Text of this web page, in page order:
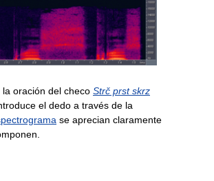
oración del checo Strč prst skrz
el dedo a través de la
se aprecian claramente